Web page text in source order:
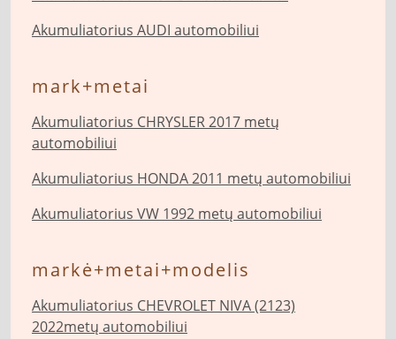
Akumuliatorius AUDI automobiliui
mark+metai
Akumuliatorius CHRYSLER 2017 metų
automobiliui
Akumuliatorius HONDA 2011 metų automobiliui
Akumuliatorius VW 1992 metų automobiliui
markė+metai+modelis
Akumuliatorius CHEVROLET NIVA (2123)
2022metų automobiliui